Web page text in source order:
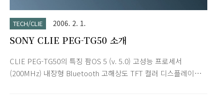
TECH/CLIE 2006. 2. 1.
SONY CLIE PEG-TG50 소개
CLIE PEG-TG50의 특징 팜OS 5 (v. 5.0) 고성능 프로세서
(200MHz) 내장형 Bluetooth 고해상도 TFT 컬러 디스플레이